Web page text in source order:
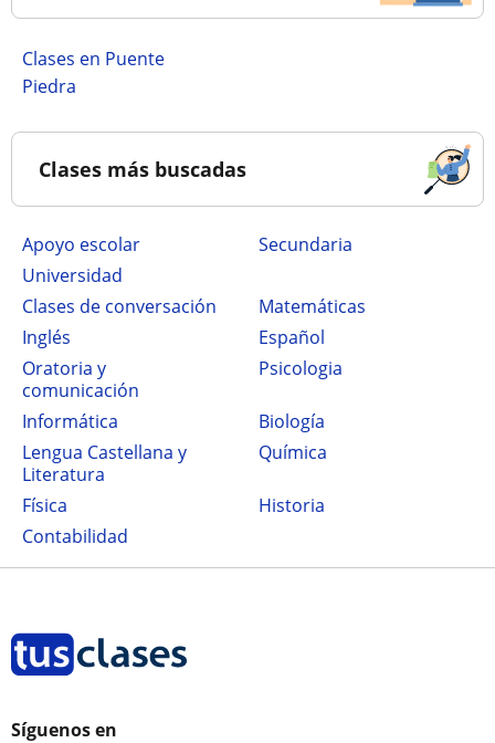
Clases en Puente
Piedra
Clases más buscadas
Apoyo escolar
secundaria
Universidad
Clases de conversación
Matemáticas
Inglés
Español
Oratoria y
comunicación
Psicologia
Informática
Biología
Lengua Castellana y
Literatura
Química
Física
Historia
Contabilidad
Síguenos en